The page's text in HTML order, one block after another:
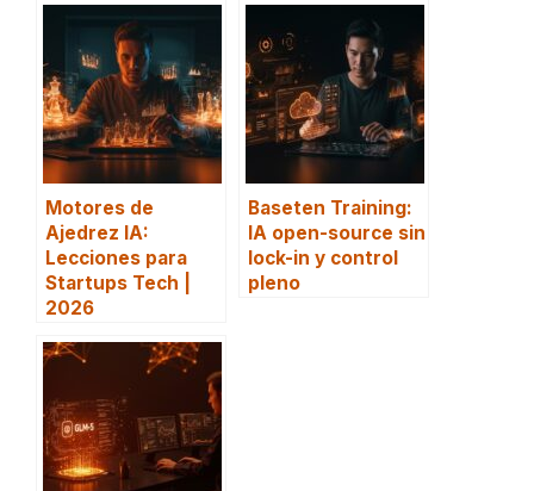
Motores de
Ajedrez IA:
Lecciones para
Startups Tech |
2026
Baseten Training:
IA open-source sin
lock-in y control
pleno